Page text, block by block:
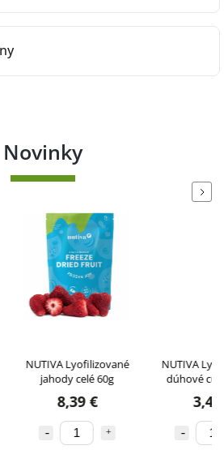
Novinky
NUTIVA Lyofilizované
jahody celé 60g
8,39 €
NUTIVA
dúhové
3,49
Next